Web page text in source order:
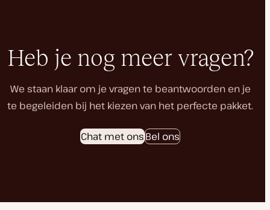
Heb je nog meer vragen?
We staan klaar om je vragen te beantwoorden en je
te begeleiden bij het kiezen van het perfecte pakket.
Chat met onsBel ons